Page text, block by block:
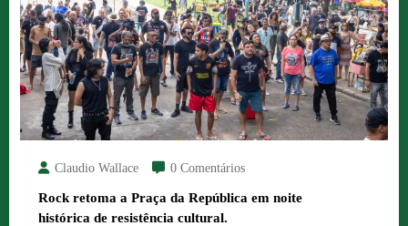
Claudio Wallace 0 Comentários
Rock retoma a Praça da República em noite
histórica de resistência cultural.